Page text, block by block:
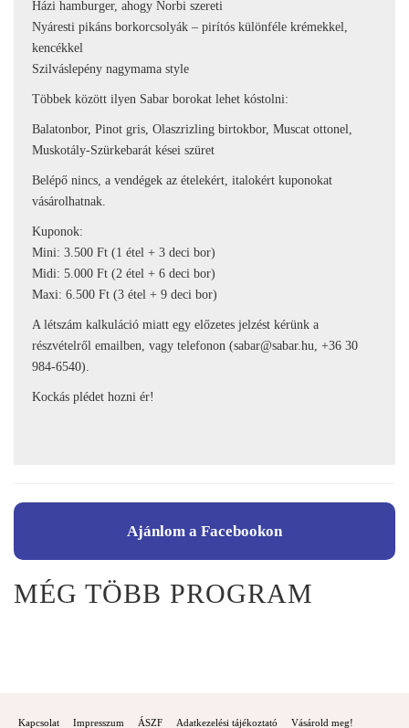
Házi hamburger, ahogy Norbi szereti
Nyáresti pikáns borkorcsolyák – pirítós különféle krémekkel,
kencékkel
Szilváslepény nagymama style
Többek között ilyen Sabar borokat lehet kóstolni:
Balatonbor, Pinot gris, Olaszrizling birtokbor, Muscat ottonel,
Muskotály-Szürkebarát kései szüret
Belépő nincs, a vendégek az ételekért, italokért kuponokat
vásárolhatnak.
Kuponok:
Mini: 3.500 Ft (1 étel + 3 deci bor)
Midi: 5.000 Ft (2 étel + 6 deci bor)
Maxi: 6.500 Ft (3 étel + 9 deci bor)
A létszám kalkuláció miatt egy előzetes jelzést kérünk a
részvételről emailben, vagy telefonon (sabar@sabar.hu, +36 30
984-6540).
Kockás plédet hozni ér!
Ajánlom a Facebookon
MÉG TÖBB PROGRAM
Kapcsolat Impresszum ÁSZF Adatkezelési tájékoztató Vásárold meg!